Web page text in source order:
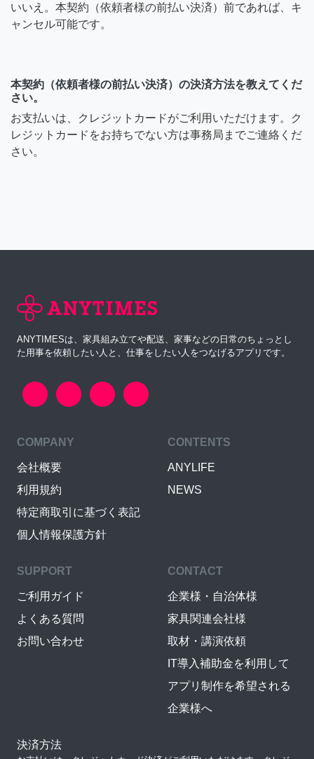
いいえ。本契約（依頼者様の前払い決済）前であれば、キ
ャンセル可能です。
本契約（依頼者様の前払い決済）の決済方法を教えてくだ
さい。
お支払いは、クレジットカードがご利用いただけます。ク
レジットカードをお持ちでない方は事務局までご連絡くだ
さい。
ANYTIMESは、家具組み立てや配送、家事などの日常のちょっとし
た用事を依頼したい人と、仕事をしたい人をつなげるアプリです。
COMPANY
会社概要
利用規約
特定商取引に基づく表記
個人情報保護方針
CONTENTS
ANYLIFE
NEWS
SUPPORT
ご利用ガイド
よくある質問
お問い合わせ
CONTACT
企業様・自治体様
家具関連会社様
取材・講演依頼
IT導入補助金を利用して
アプリ制作を希望される
企業様へ
決済方法